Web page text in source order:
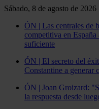
Sábado, 8 de agosto de 2026
ÓN | Las centrales de
competitiva en España
suficiente
ÓN | El secreto del
Constantine a generar
ÓN | Joan Groizard:
la respuesta desde